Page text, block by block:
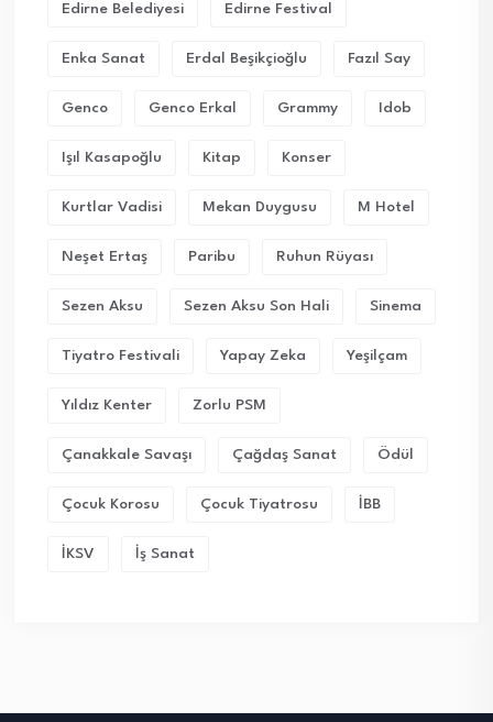
Edirne Belediyesi Edirne Festival
Enka Sanat Erdal Beşikçioğlu Fazıl Say
Genco Genco Erkal Grammy Idob
Işıl Kasapoğlu Kitap Konser
Kurtlar Vadisi Mekan Duygusu M Hotel
Neşet Ertaş Paribu Ruhun Rüyası
Sezen Aksu Sezen Aksu Son Hali Sinema
Tiyatro Festivali Yapay Zeka Yeşilçam
Yıldız Kenter Zorlu PSM
Çanakkale Savaşı Çağdaş Sanat Ödül
Çocuk Korosu Çocuk Tiyatrosu İBB
İKSV İş Sanat